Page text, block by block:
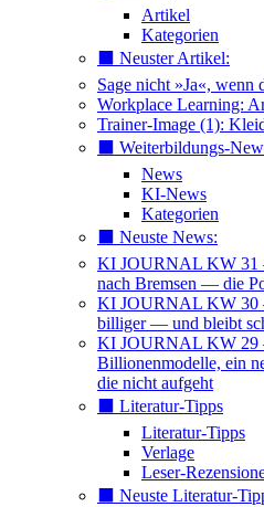
Artikel
Kategorien
⬛️ Neuster Artikel:
Sage nicht »Ja«, wenn
Workplace Learning:
Trainer-Image (1):
⬛️ Weiterbildungs-
News
KI-News
Kategorien
⬛️ Neuste News:
KI JOURNAL KW 31
nach Bremsen — die
KI JOURNAL KW 30
billiger — und bleibt
KI JOURNAL KW 29
Billionenmodelle, ein
die nicht aufgeht
⬛️ Literatur-Tipps
Literatur-Tipps
Verlage
Leser-
⬛️ Neuste Literatur-